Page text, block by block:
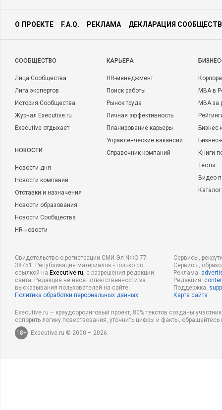
О ПРОЕКТЕ F.A.Q. РЕКЛАМА ДЕКЛАРАЦИЯ
CООБЩЕСТВО
Лица Сообщества
Лига экспертов
История Сообщества
Журнал Executive.ru
Executive отдыхает
НОВОСТИ
Новости дня
Новости компаний
Отставки и назначения
Новости образования
Новости Сообщества
HR-новости
КАРЬЕРА
HR-менеджмент
Поиск работы
Рынок труда
Личная эффективность
Планирование карьеры
Управленческие вакансии
Справочник компаний
MBA в
MBA
Бизнес-
Книги
Тесты
Видео
Свидетельство о регистрации СМИ Эл NФС 77-
38751. Републикация материалов - только со
ссылкой на Executive.ru, с разрешения редакции
сайта. Редакция не несет ответственности за
высказывания пользователей на сайте.
Политика обработки персональных данных
Сервисы,
Сервисы,
Реклама:
Редакция:
Поддержка:
Карта сайта
Executive.ru – краудсорсинговый проект, 80% текстов созданы
оспорить логику повествования, уточнить цифры и факты,
18+
Executive.ru © 2000 – 2026.